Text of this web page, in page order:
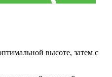
высоте, затем с